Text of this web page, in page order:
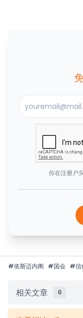
你在注册户
#依斯迈内阁 #国会 #信
相关文章 6